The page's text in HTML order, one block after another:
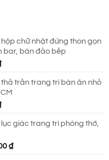
chữ nhật đứng thon gọn
bar, bàn đảo bếp
Giá
tại
là:
750.000 ₫.
trần trang trí bàn ăn nhỏ
Giá
tại
690.000 ₫.
giác trang trí phòng thờ,
₫Giá